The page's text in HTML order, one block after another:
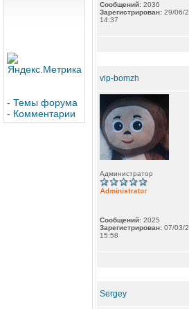
- Темы форума
- Комментарии
Сообщений: 2036
Зарегистрирован: 29/06/
14:37
vip-bomzh
Администратор
Сообщений: 2025
Зарегистрирован: 07/03/
15:58
Sergey